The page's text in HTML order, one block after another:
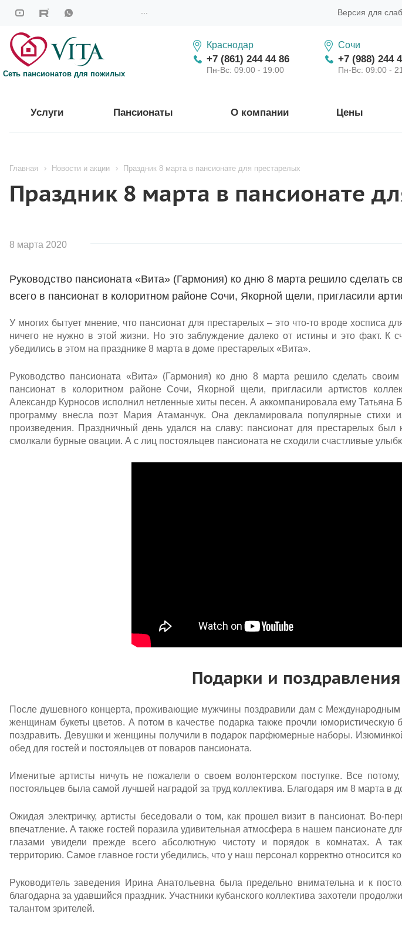
Версия для
Сеть пансионатов для пожилых
Краснодар
+7 (861) 244 44 86
Пн-Вс: 09:00 - 19:00
Сочи
+7 (988) 244
Пн-Вс: 09:00 -
Услуги Пансионаты О компании Цены
Главная Новости и акции Праздник 8 марта в пансионате для престарелых
Праздник 8 марта в пансионате
8 марта 2020
Руководство пансионата «Вита» (Гармония) ко дню 8 марта решило сделать
всего в пансионат в колоритном районе Сочи, Якорной щели, пригласили
У многих бытует мнение, что пансионат для престарелых – это что-то вроде хосписа
ничего не нужно в этой жизни. Но это заблуждение далеко от истины и это факт. К
убедились в этом на празднике 8 марта в доме престарелых «Вита».
Руководство пансионата «Вита» (Гармония) ко дню 8 марта решило сделать
пансионат в колоритном районе Сочи, Якорной щели, пригласили артистов
Александр Курносов исполнил нетленные хиты песен. А аккомпанировала ему Татьяна
программу внесла поэт Мария Атаманчук. Она декламировала популярные стихи
произведения. Праздничный день удался на славу: пансионат для престарелых был
смолкали бурные овации. А с лиц постояльцев пансионата не сходили счастливые
Подарки и поздравления
После душевного концерта, проживающие мужчины поздравили дам с
женщинам букеты цветов. А потом в качестве подарка также прочли юмористическую
поздравить. Девушки и женщины получили в подарок парфюмерные наборы.
обед для гостей и постояльцев от поваров пансионата.
Именитые артисты ничуть не пожалели о своем волонтерском поступке. Все потому,
постояльцев была самой лучшей наградой за труд коллектива. Благодаря им 8 марта в
Ожидая электричку, артисты беседовали о том, как прошел визит в пансионат. Во-
впечатление. А также гостей поразила удивительная атмосфера в нашем пансионате
глазами увидели прежде всего абсолютную чистоту и порядок в комнатах. А
территорию. Самое главное гости убедились, что у наш персонал корректно относится
Руководитель заведения Ирина Анатольевна была предельно внимательна и к
благодарна за удавшийся праздник. Участники кубанского коллектива захотели
талантом зрителей.